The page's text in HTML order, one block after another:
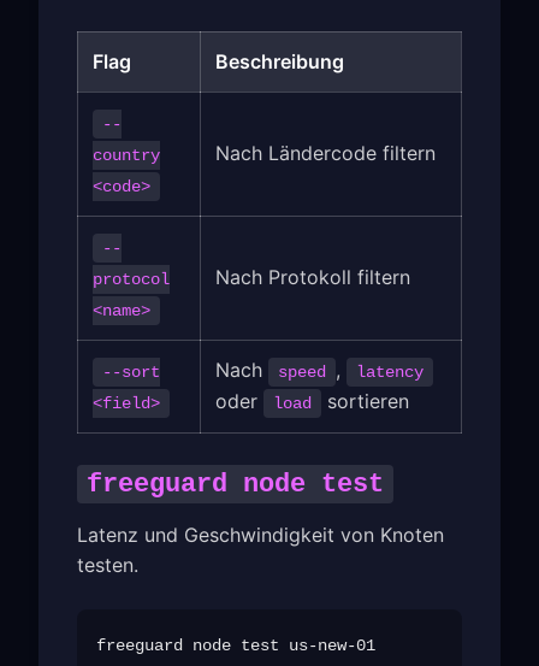
Flag Beschreibung
--
country
<code>
Nach Ländercode filtern
--
protocol
<name>
Nach Protokoll filtern
--sort
<field>
Nach speed , latency
oder load sortieren
freeguard node test
Latenz und Geschwindigkeit von Knoten
testen.
freeguard node test us-new-01